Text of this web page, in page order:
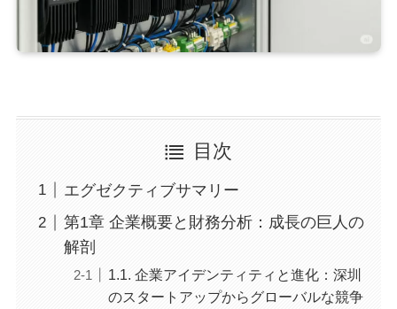
目次
エグゼクティブサマリー
第1章 企業概要と財務分析：成長の巨人の
解剖
1.1. 企業アイデンティティと進化：深圳
のスタートアップからグローバルな競争